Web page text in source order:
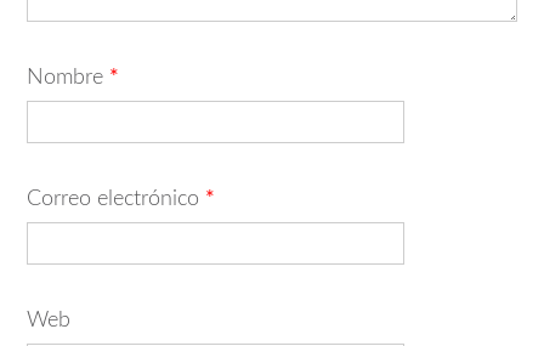
Nombre *
Correo electrónico *
Web